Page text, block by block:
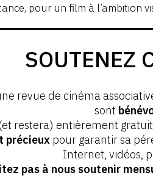
pour un film à l’ambition
SOUTENEZ
revue de cinéma
sont
restera) entièrement
précieux pour garantir sa
Internet, vidéos,
pas à nous soutenir